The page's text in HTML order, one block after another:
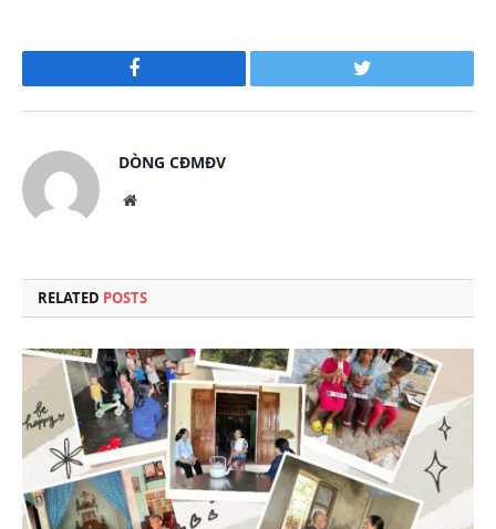
Facebook Twitter
DÒNG CĐMĐV
Website
RELATED POSTS